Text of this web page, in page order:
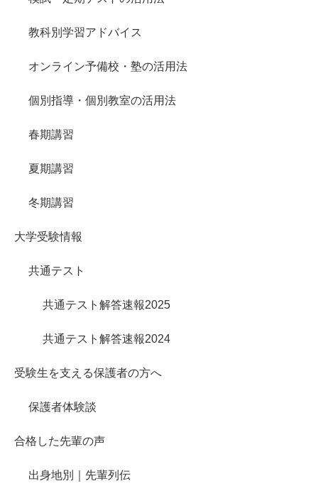
教科別学習アドバイス
オンライン予備校・塾の活用法
個別指導・個別教室の活用法
春期講習
夏期講習
冬期講習
大学受験情報
共通テスト
共通テスト解答速報2025
共通テスト解答速報2024
受験生を支える保護者の方へ
保護者体験談
合格した先輩の声
出身地別｜先輩列伝